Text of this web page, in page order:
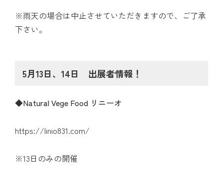
※雨天の場合は中止させていただきますので、ご了承
下さい。
5月13日、14日 出展者情報！
◆Natural Vege Food リニーオ
https://linio831.com/
※13日のみの開催